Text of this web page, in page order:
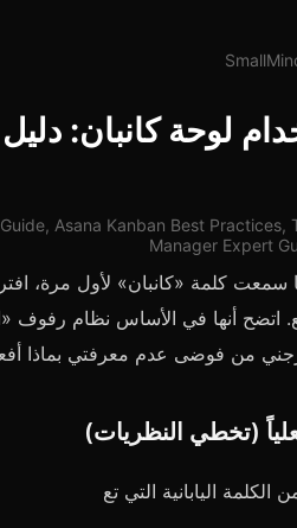
لوحة كانبان:
Asana Kanban Best Practices,
Manager Expert
سمعت كلمة «كانبان» لأول مرة،
اتضح أنها في الأساس نظام رفوف
من فوضى عدم معرفتي بماذا
(تخطي النظريات)
الكلمة اليابانية التي تع